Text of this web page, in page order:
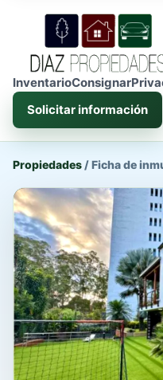
InventarioConsignar
Solicitar información
Propiedades /Ficha de